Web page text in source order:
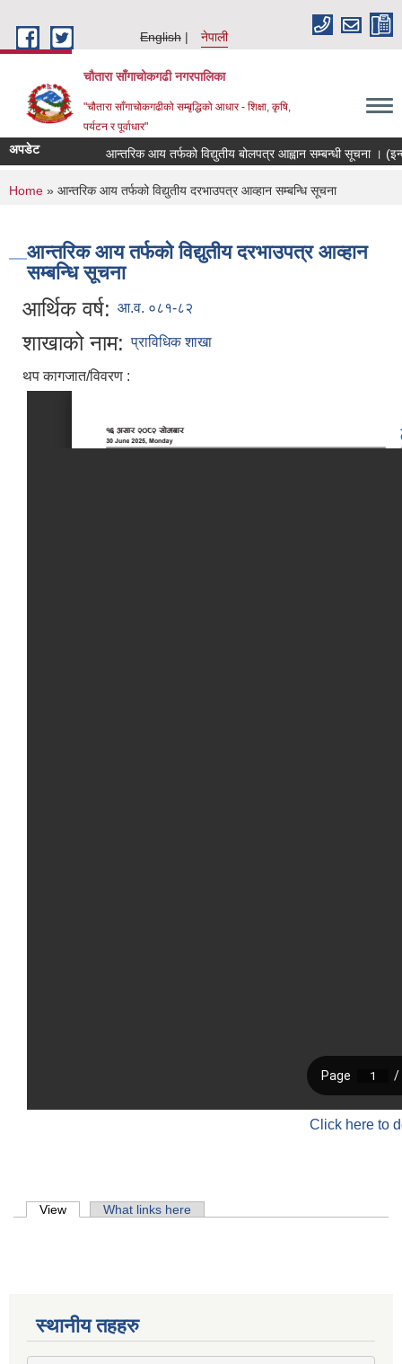
English
नेपाली
चौतारा साँगाचोकगढी नगरपालिका
"चौतारा साँगाचोकगढीको सम्बृद्धिको आधार - शिक्षा, कृषि,
पर्यटन र पूर्वाधार"
अपडेट आन्तरिक आय तर्फको विद्युतीय बोलपत्र आह्वान सम्बन्धी सूचना ।
You are here
Home » आन्तरिक आय तर्फको विद्युतीय दरभाउपत्र आव्हान सम्बन्धि सूचना
आन्तरिक आय तर्फको विद्युतीय दरभाउपत्र आव्हान
सम्बन्धि सूचना
आर्थिक वर्ष: आ.व. ०८१-८२
शाखाको नाम: प्राविधिक शाखा
थप कागजात/विवरण :
Click here to
Primary tabs
View (active tab)What links here
स्थानीय तहहरु